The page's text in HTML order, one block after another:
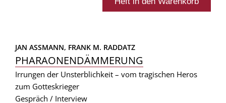
JAN ASSMANN, FRANK M. RADDATZ
PHARAONENDÄMMERUNG
Irrungen der Unsterblichkeit – vom tragischen Heros
zum Gotteskrieger
Gespräch / Interview